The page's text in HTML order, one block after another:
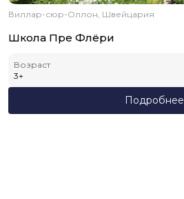
Виллар-сюр-Оллон, Швейцария
Школа Пре Флёри
Возраст
3+
Подробнее